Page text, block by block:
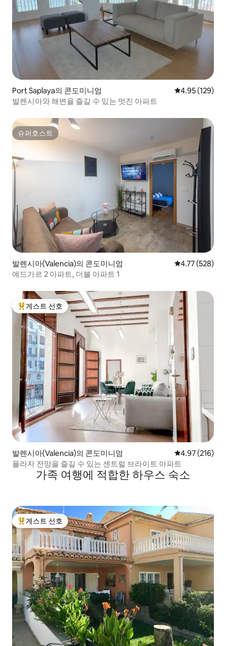
Port Saplaya의 콘도미니엄 평점 4.95점(5
4.95 (129)
발렌시아와 해변을 즐길 수 있는 멋진 아파트
슈퍼호스트
슈퍼호스트
발렌시아(Valencia)의 콘도미니엄 평점 4.77점(5
4.77 (528)
에드가르 2 아파트, 더블 아파트 1
상위 게스트 선호
게스트 선호
발렌시아(Valencia)의 콘도미니엄 평점 4.97점(5
4.97 (216)
플라자 전망을 즐길 수 있는 센트럴 브라이트 아파트
가족 여행에 적합한 하우스 숙소
상위 게스트 선호
게스트 선호